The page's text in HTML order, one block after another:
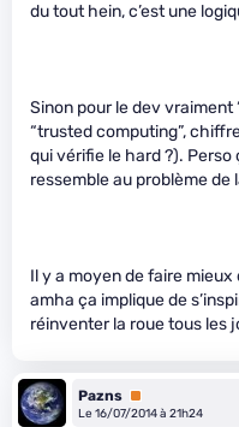
du tout hein, c’est une
Sinon pour le dev vraiment
“trusted computing”,
qui vérifie le hard ?). Perso
ressemble au problème
Il y a moyen de faire
amha ça implique de
réinventer la roue tous les
Pazns Premium
Le 16/07/2014 à 21h24